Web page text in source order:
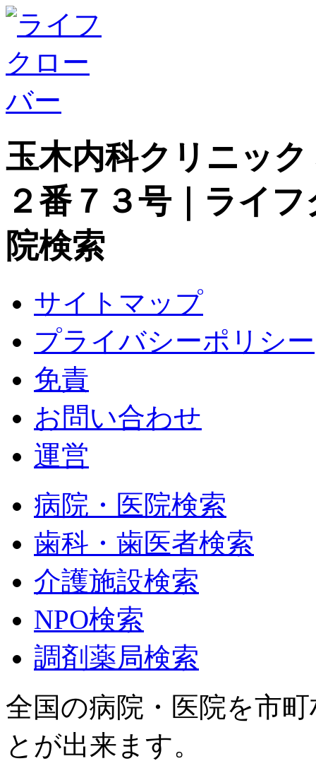
玉木内科クリニッ
２番７３号｜ライ
院検索
サイトマップ
プライバシーポリシー
免責
お問い合わせ
運営
病院・医院検索
歯科・歯医者検索
介護施設検索
NPO検索
調剤薬局検索
全国の病院・医院を市
とが出来ます。